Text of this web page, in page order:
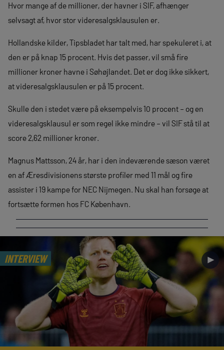
Hvor mange af de millioner, der havner i SIF, afhænger
selvsagt af, hvor stor videresalgsklausulen er.
Hollandske kilder, Tipsbladet har talt med, har spekuleret i, at
den er på knap 15 procent. Hvis det passer, vil små fire
millioner kroner havne i Søhøjlandet. Det er dog ikke sikkert,
at videresalgsklausulen er på 15 procent.
Skulle den i stedet være på eksempelvis 10 procent – og en
videresalgsklausul er som regel ikke mindre – vil SIF stå til at
score 2,62 millioner kroner.
Magnus Mattsson, 24 år, har i den indeværende sæson været
en af Æresdivisionens største profiler med 11 mål og fire
assister i 19 kampe for NEC Nijmegen. Nu skal han forsøge at
fortsætte formen hos FC København.
INTERVIEW ►